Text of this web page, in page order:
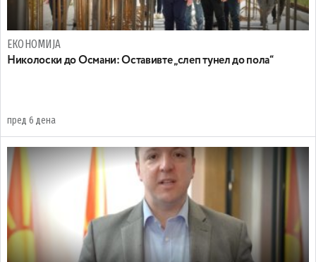
ЕКОНОМИЈА
Николоски до Османи: Oставивте „слеп тунел до пола“
пред 6 дена